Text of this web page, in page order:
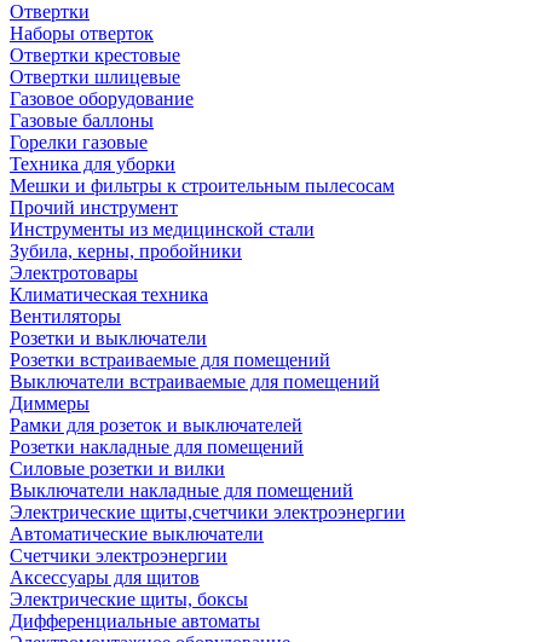
Отвертки
Наборы отверток
Отвертки крестовые
Отвертки шлицевые
Газовое оборудование
Газовые баллоны
Горелки газовые
Техника для уборки
Мешки и фильтры к строительным пылесосам
Прочий инструмент
Инструменты из медицинской стали
Зубила, керны, пробойники
Электротовары
Климатическая техника
Вентиляторы
Розетки и выключатели
Розетки встраиваемые для помещений
Выключатели встраиваемые для помещений
Диммеры
Рамки для розеток и выключателей
Розетки накладные для помещений
Силовые розетки и вилки
Выключатели накладные для помещений
Электрические щиты,счетчики электроэнергии
Автоматические выключатели
Счетчики электроэнергии
Аксессуары для щитов
Электрические щиты, боксы
Дифференциальные автоматы